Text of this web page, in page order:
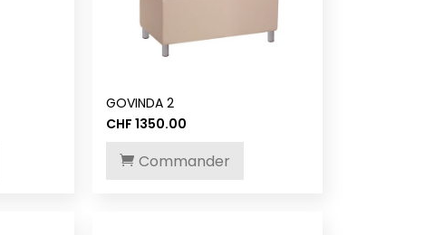
GOVINDA 2
CHF 1350.00
Commander